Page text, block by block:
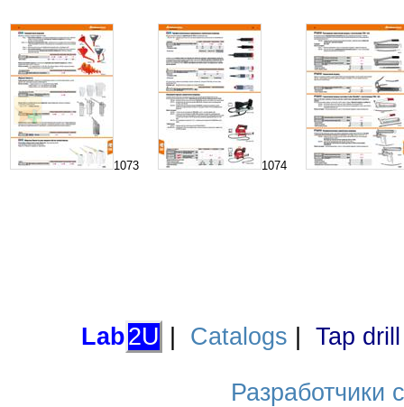
1073 1074
Lab2U Catalogs Tap
Разработчики